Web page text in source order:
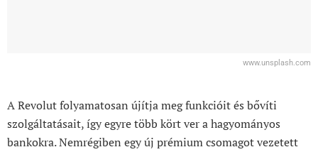
www.unsplash.com
A Revolut folyamatosan újítja meg funkcióit és bővíti
szolgáltatásait, így egyre több kört ver a hagyományos
bankokra. Nemrégiben egy új prémium csomagot vezetett